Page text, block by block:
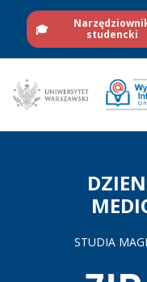
🎓
studencki
STUDIA